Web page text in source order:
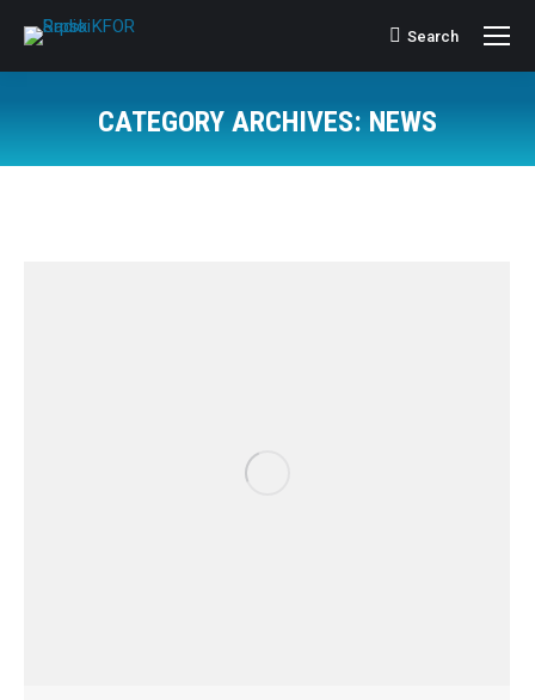
Search:
Search
CATEGORY ARCHIVES: NEWS